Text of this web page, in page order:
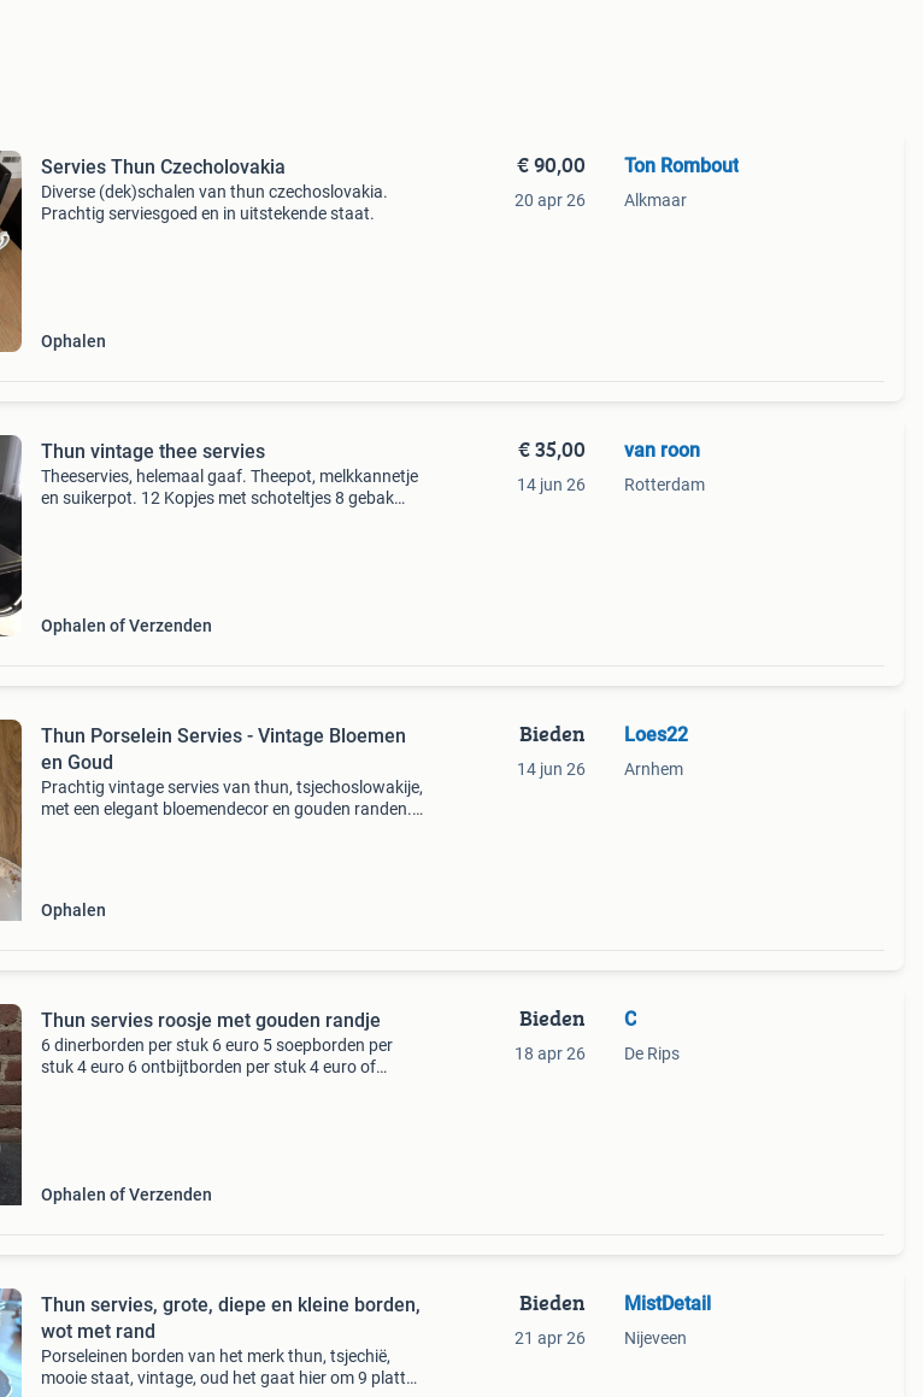
Servies Thun Czecholovakia
Diverse (dek)schalen van thun czechoslovakia.
Prachtig serviesgoed en in uitstekende staat.
Ophalen
€ 90,00
20 apr 26
Ton Rombout
Alkmaar
Thun vintage thee servies
Theeservies, helemaal gaaf. Theepot, melkkannetje
en suikerpot. 12 Kopjes met schoteltjes 8 gebak
Ophalen of Verzenden
€ 35,00
14 jun 26
van roon
Rotterdam
Thun Porselein Servies - Vintage Bloemen
en Goud
Prachtig vintage servies van thun, tsjechoslowakije,
met een elegant bloemendecor en gouden randen.
Ophalen
Bieden
14 jun 26
Loes22
Arnhem
Thun servies roosje met gouden randje
6 dinerborden per stuk 6 euro 5 soepborden per
stuk 4 euro 6 ontbijtborden per stuk 4 euro of
Ophalen of Verzenden
Bieden
18 apr 26
C
De Rips
Thun servies, grote, diepe en kleine borden,
wot met rand
Porseleinen borden van het merk thun, tsjechië,
mooie staat, vintage, oud het gaat hier om 9 platte
Bieden
21 apr 26
MistDetail
Nijeveen